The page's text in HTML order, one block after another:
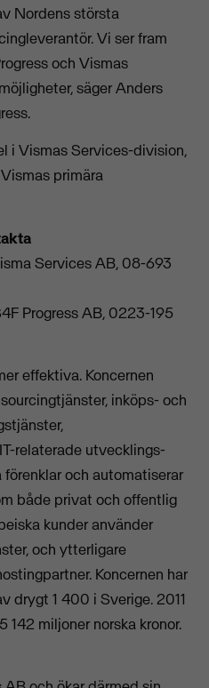
Nordens största
Vi ser fram
och Vismas
säger Anders
i Vismas Services-division,
primära
Services AB, 08-693
Progress AB, 0223-195
effektiva. Koncernen
inköps- och
relaterade utvecklings-
och automatiserar
både privat och offentlig
kunder använder
och ytterligare
Koncernen har
drygt 1 400 i Sverige. 2011
miljoner norska kronor.